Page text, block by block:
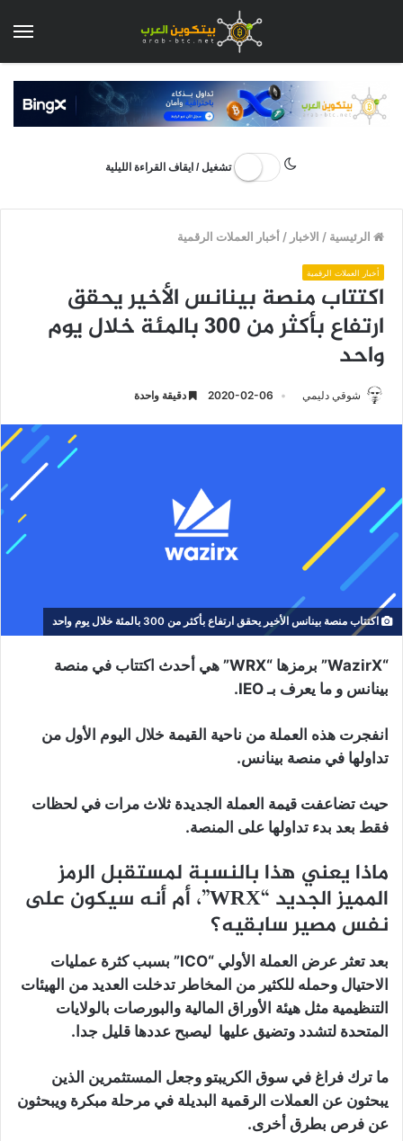
تشغيل / ايقاف القراءة الليلية
الرئيسية / الاخبار /أخبار العملات الرقمية
أخبار العملات الرقمية
اكتتاب منصة بينانس الأخير يحقق
ارتفاع بأكثر من 300 بالمئة خلال يوم
واحد
شوقي دليمي 2020-02-06 دقيقة واحدة
اكتتاب منصة بينانس الأخير يحقق ارتفاع بأكثر من 300 بالمئة خلال يوم واحد
“WazirX” برمزها “WRX” هي أحدث اكتتاب في منصة
بينانس و ما يعرف بـ IEO.
انفجرت هذه العملة من ناحية القيمة خلال اليوم الأول من
تداولها في منصة بينانس.
حيث تضاعفت قيمة العملة الجديدة ثلاث مرات في لحظات
فقط بعد بدء تداولها على المنصة.
ماذا يعني هذا بالنسبة لمستقبل الرمز
المميز الجديد “WRX”، أم أنه سيكون على
نفس مصير سابقيه؟
بعد تعثر عرض العملة الأولي “ICO” بسبب كثرة عمليات
الاحتيال وحمله للكثير من المخاطر تدخلت العديد من الهيئات
التنظيمية مثل هيئة الأوراق المالية والبورصات بالولايات
المتحدة لتشدد وتضيق عليها ليصبح عددها قليل جدا.
ما ترك فراغ في سوق الكريبتو وجعل المستثمرين الذين
يبحثون عن العملات الرقمية البديلة في مرحلة مبكرة ويبحثون
عن فرص بطرق أخرى.